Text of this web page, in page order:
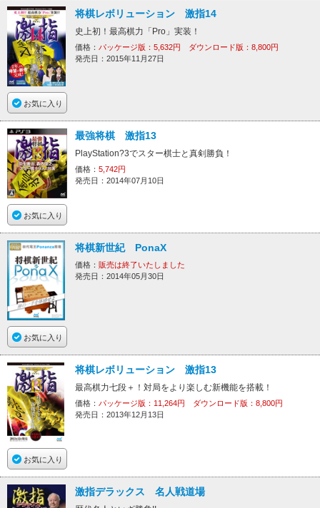
お気に入り
将棋レボリューション 激指14
史上初！最高棋力「Pro」実装！
価格： パッケージ版：5,632円 ダウンロード版：8,800円
発売日：2015年11月27日
お気に入り
最強将棋 激指13
PlayStation?3でスター棋士と真剣勝負！
価格： 5,742円
発売日：2014年07月10日
お気に入り
将棋新世紀 PonaX
価格： 販売は終了いたしました
発売日：2014年05月30日
お気に入り
将棋レボリューション 激指13
最高棋力七段＋！対局をより楽しむ新機能を搭載！
価格： パッケージ版：11,264円 ダウンロード版：8,800円
発売日：2013年12月13日
激指デラックス 名人戦道場